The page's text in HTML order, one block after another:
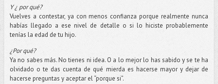
Y ¿ por qué?
Vuelves a contestar, ya con menos confianza porque realmente nunca
habías llegado a ese nivel de detalle o si lo hiciste probablemente
tenías la edad de tu hijo.
¿Por qué?
Ya no sabes más. No tienes ni idea. O a lo mejor lo has sabido y se te ha
olvidado o te das cuenta de qué mierda es hacerse mayor y dejar de
hacerse preguntas y aceptar el “porque si”.